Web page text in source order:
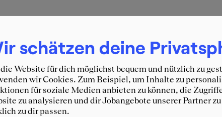
schätzen deine
Website für dich möglichst bequem und nützlich zu
wir Cookies. Zum Beispiel, um Inhalte zu
für soziale Medien anbieten zu können, die
zu analysieren und dir Jobangebote unserer Partner
zu dir passen.